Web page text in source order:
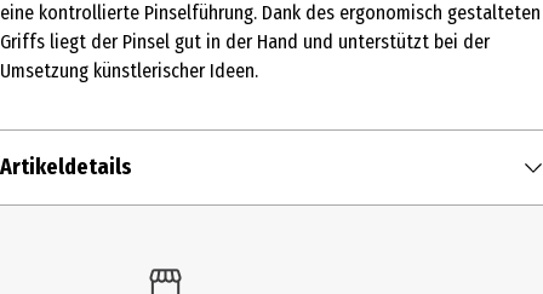
eine kontrollierte Pinselführung. Dank des ergonomisch gestalteten
Griffs liegt der Pinsel gut in der Hand und unterstützt bei der
Umsetzung künstlerischer Ideen.
Artikeldetails